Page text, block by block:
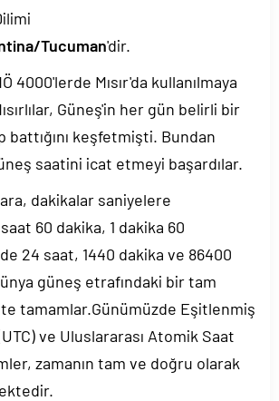
Tucuman'dir.
4000'lerde Mısır'da kullanılmaya
Güneş'in her gün belirli bir
battığını keşfetmişti. Bundan
saatini icat etmeyi başardılar.
dakikalar saniyelere
60 dakika, 1 dakika 60
24 saat, 1440 dakika ve 86400
güneş etrafındaki bir tam
tamamlar.Günümüzde Eşitlenmiş
ve Uluslararası Atomik Saat
zamanın tam ve doğru olarak